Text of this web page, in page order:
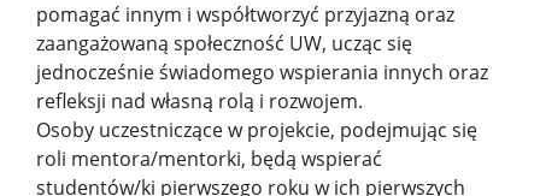
ERASMUS+
Opłaty
Pomoc materialna
pomagać innym i współtworzyć przyjazną oraz
zaangażowaną społeczność UW, ucząc się
jednocześnie świadomego wspierania innych oraz
refleksji nad własną rolą i rozwojem.
Osoby uczestniczące w projekcie, podejmując się
roli mentora/mentorki, będą wspierać
studentów/ki pierwszego roku w ich pierwszych